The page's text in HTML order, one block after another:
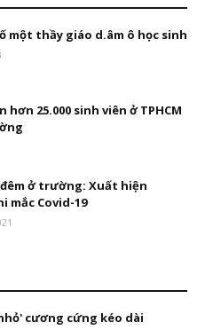
một thầy giáo d.âm ô học sinh
25.000 sinh viên ở TPHCM
đêm ở trường: Xuất hiện
mắc Covid-19
cương cứng kéo dài